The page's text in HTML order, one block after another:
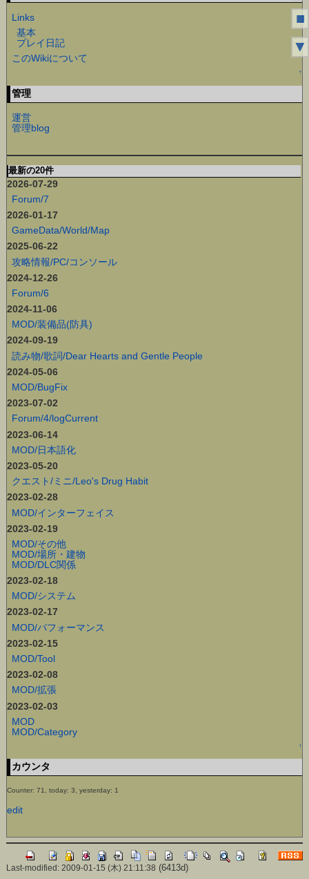
Links
基本
プレイ日記
このWikiについて
↑
管理
運営
管理blog
最新の20件
2026-07-29
Forum/7
2026-01-17
GameData/World/Map
2025-06-22
攻略情報/PC/コンソール
2024-12-26
Forum/6
2024-11-06
MOD/装備品(防具)
2024-09-19
読み物/歌詞/Dear Hearts and Gentle People
2024-05-06
MOD/BugFix
2023-07-02
Forum/4/logCurrent
2023-06-14
MOD/日本語化
2023-05-20
クエスト/ミニ/Leo's Drug Habit
2023-02-28
MOD/インターフェイス
2023-02-19
MOD/その他
MOD/場所・建物
MOD/DLC関係
2023-02-18
MOD/システム
2023-02-17
MOD/パフォーマンス
2023-02-15
MOD/Tool
2023-02-08
MOD/拡張
2023-02-03
MOD
MOD/Category
↑
カウンタ
Counter: 71, today: 3, yesterday: 1
edit
Last-modified: 2009-01-15 (木) 21:11:38 (6413d)
■
▼